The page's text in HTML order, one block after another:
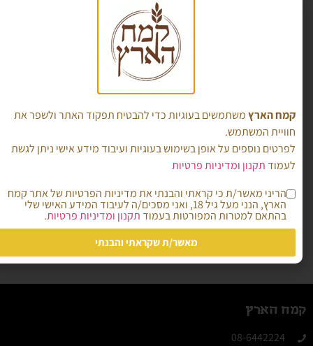
ניתן לבטל סדנה עד 5 ימי עסקים טרם הסדנה
בהודעה מראש ולקבל החזר כספי מלא. לא יינתן
החזר כספי על בקשת ביטול לאחר התקופה
ניתן לדחות את הסדנה לפעם אחת בלבד ובהודעה
שיש בה מקום פנוי.
במקרה של ביטול לאחר דחייה אחת – לא יתבצע
החזר כספי או תתאפשר דחייה נוספת.
בכל מקרה, ניתן להעביר בכל שלב את הזכות
במידה ואנו נבטל את הסדנה מכל סיבה שהיא יוחזר
כספכם במלואו.
קמח הארץ
08-6442224​
קמח הארץמשתמשים בעוגיות כדי להבטיח תפקוד האתר ולשפר את
חוויית המשתמש.
לפרטים נוספים על אופן בשימוש בעוגיות ועיבוד מידע אישי ניתן לגשת
לעמודתקנון ומדיניות פרטיות
הריני מאשר/ת כי קראתי והבנתי את מדיניות הפרטיות של אתר קמח
הארץ, הנני מעל גיל 18, ואני מסכים/ה לעיבוד המידע האישי שלי
בהתאם למטרות המפורטות בעמודתקנון ומדיניות פרטיות.
מאשר/ת שקראתי והבנתי